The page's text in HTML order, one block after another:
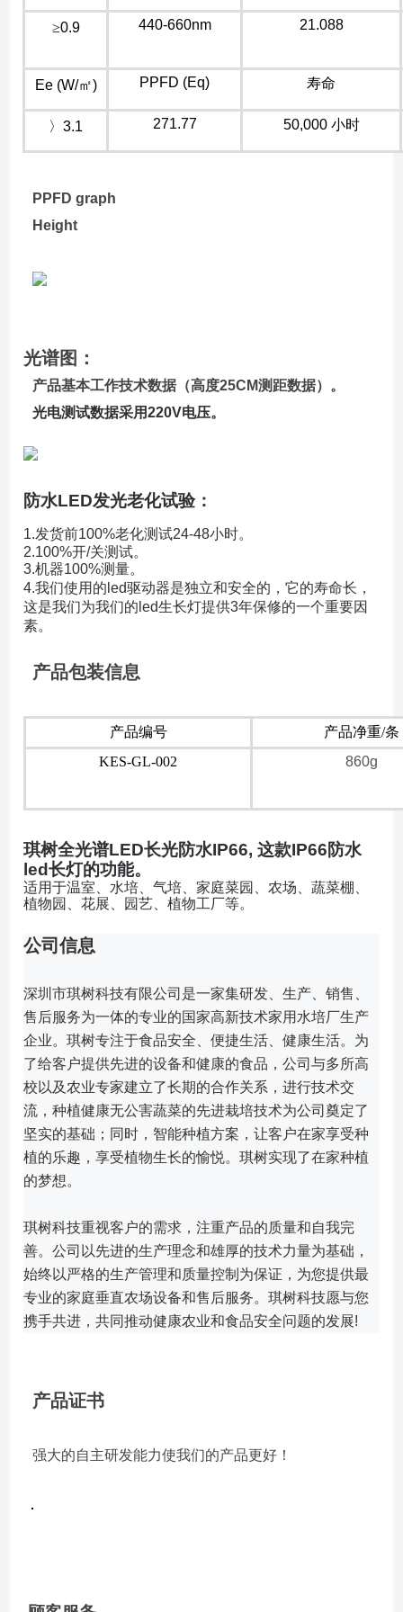
≥0.9 440-660nm 21.088
Ee (W/㎡) PPFD (Eq) 寿命
〉3.1 271.77 50,000 小时
PPFD graph
Height
光谱图：
产品基本工作技术数据（高度25CM测距数据）。
光电测试数据采用220V电压。
防水LED发光老化试验：
1.发货前100%老化测试24-48小时。
2.100%开/关测试。
3.机器100%测量。
4.我们使用的led驱动器是独立和安全的，它的寿命长，
这是我们为我们的led生长灯提供3年保修的一个重要因
素。
产品包装信息
产品编号
产品净重/条
KES-GL-002
860g
琪树全光谱LED长光防水IP66, 这款IP66防水
led长灯的功能。
适用于温室、水培、气培、家庭菜园、农场、蔬菜棚、
植物园、花展、园艺、植物工厂等。
公司信息
深圳市琪树科技有限公司是一家集研发、生产、销售、
售后服务为一体的专业的国家高新技术家用水培厂生产
企业。琪树专注于食品安全、便捷生活、健康生活。 为
了给客户提供先进的设备和健康的食品，公司与多所高
校以及农业专家建立了长期的合作关系，进行技术交
流，种植健康无公害蔬菜的先进栽培技术为公司奠定了
坚实的基础； 同时，智能种植方案，让客户在家享受种
植的乐趣，享受植物生长的愉悦。琪树实现了在家种植
的梦想。
琪树科技重视客户的需求，注重产品的质量和自我完
善。公司以先进的生产理念和雄厚的技术力量为基础，
始终以严格的生产管理和质量控制为保证，为您提供最
专业的家庭垂直农场设备和售后服务。琪树科技愿与您
携手共进，共同推动健康农业和食品安全问题的发展!
产品证书
强大的自主研发能力使我们的产品更好！